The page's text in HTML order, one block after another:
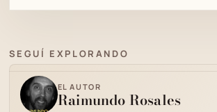
SEGUÍ EXPLORANDO
EL AUTOR
Raimundo Rosales